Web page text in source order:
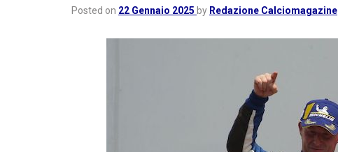
Posted on 22 Gennaio 2025 by Redazione Calciomagazine